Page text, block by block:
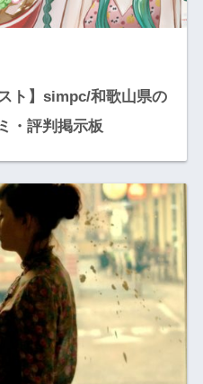
ト】simpc/和歌山県の
・評判掲示板